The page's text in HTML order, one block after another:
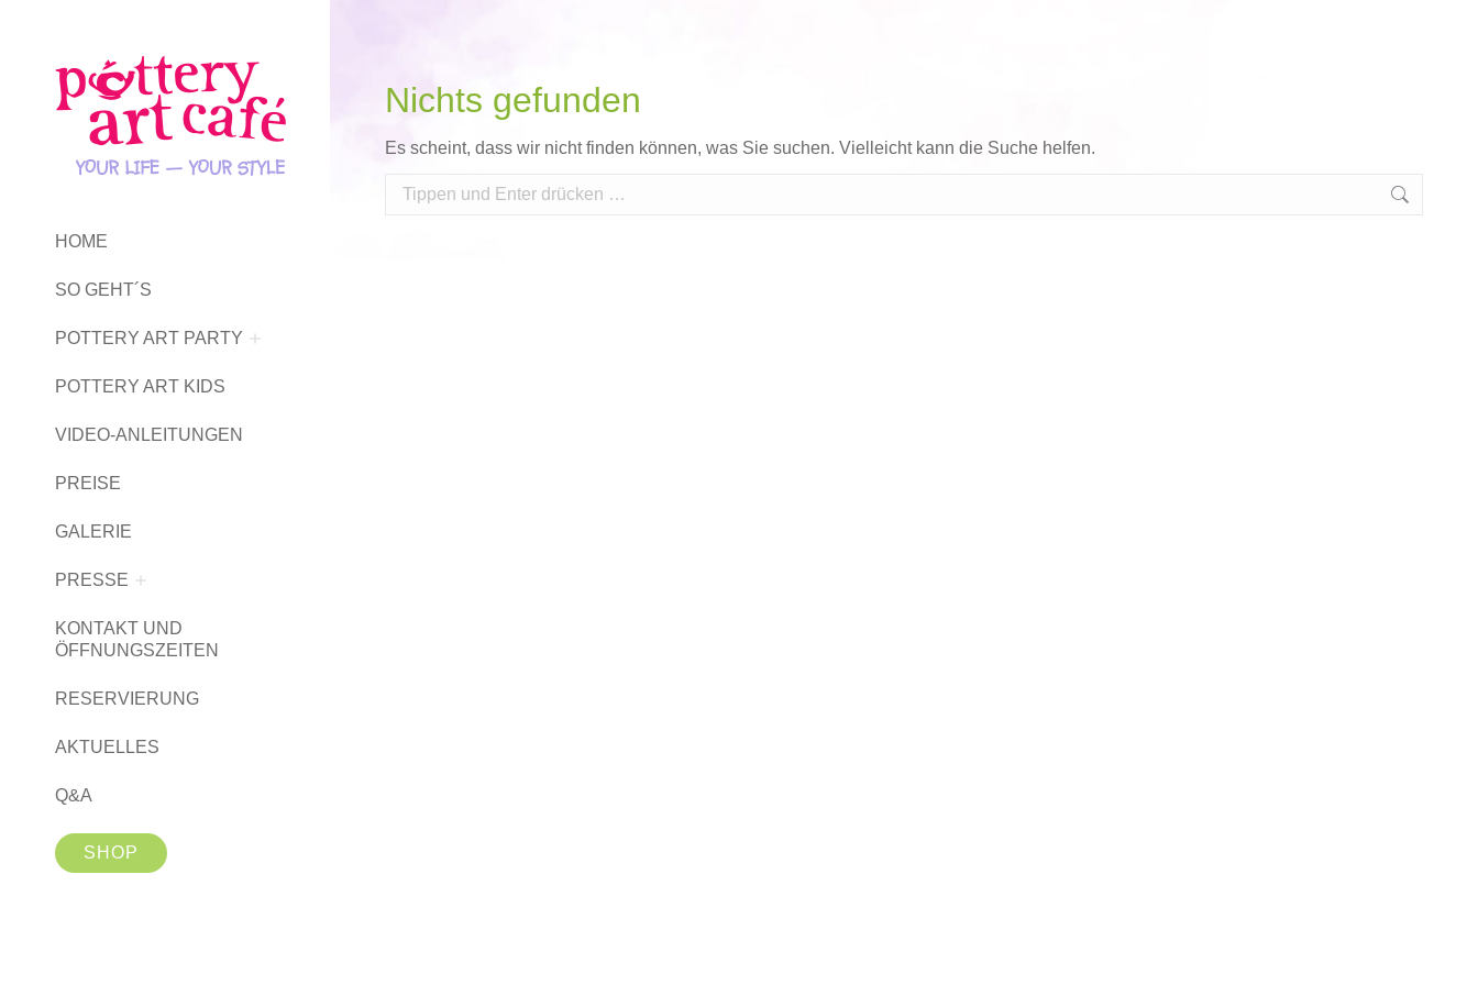
HOME
SO GEHT´S
POTTERY ART PARTY
POTTERY ART KIDS
VIDEO-ANLEITUNGEN
PREISE
GALERIE
PRESSE
KONTAKT UND
ÖFFNUNGSZEITEN
RESERVIERUNG
AKTUELLES
Q&A
SHOP
Nichts gefunden
Es scheint, dass wir nicht finden können, was Sie suchen. Vielleicht kann die Suche helfen.
Search: